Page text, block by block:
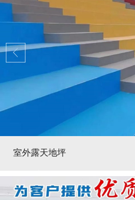
室外露天地坪